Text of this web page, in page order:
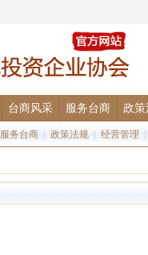
台商风采 服务台商 政策
服务台商 政策法规 经营管理